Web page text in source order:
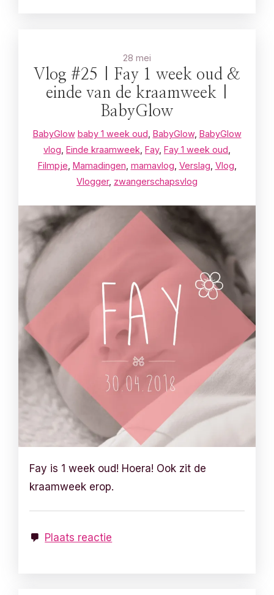
28 mei
Vlog #25 | Fay 1 week oud &
einde van de kraamweek |
BabyGlow
BabyGlow baby 1 week oud BabyGlow, BabyGlow
vlog Einde kraamweek Fay, Fay 1 week oud
Filmpje Mamadingen mamavlog Verslag Vlog
Vlogger, zwangerschapsvlog
Fay is 1 week oud! Hoera! Ook zit de
kraamweek erop.
Plaats reactie